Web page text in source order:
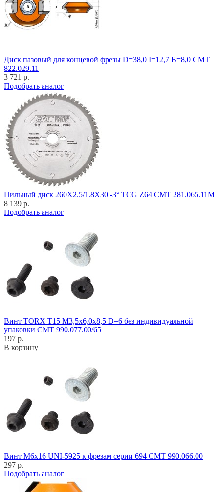
Диск пазовый для концевой фрезы D=38,0 I=12,7 B=8,0 CMT
822.029.11
3 721 р.
Подобрать аналог
Пильный диск 260X2.5/1.8X30 -3° TCG Z64 CMT 281.065.11M
8 139 р.
Подобрать аналог
Винт TORX T15 M3,5x6,0x8,5 D=6 без индивидуальной
упаковки CMT 990.077.00/65
197 р.
В корзину
Винт M6x16 UNI-5925 к фрезам серии 694 CMT 990.066.00
297 р.
Подобрать аналог